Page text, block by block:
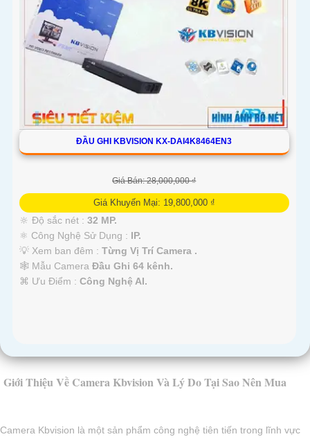
ĐẦU GHI KBVISION KX-DAI4K8464EN3
Giá Bán: 28,000,000 ₫
Giá Khuyến Mại: 19,800,000 ₫
🔆 Độ sắc nét : 32 MP.
⚛️ Công Nghệ Sử Dụng : IP.
💡 Xem ban đêm : Từng Vị Trí Camera .
🕸️ Mẫu Camera Đầu Ghi 64 kênh.
️⌘ Ưu Điểm : Công Nghệ AI.
Giới Thiệu Về Camera Kbvision Và Lý Do Tại Sao Nên Mua
Camera Kbvision là một sản phẩm công nghệ tiên tiến trong lĩnh vực